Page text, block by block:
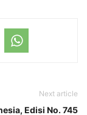
Next article
Edisi No. 745